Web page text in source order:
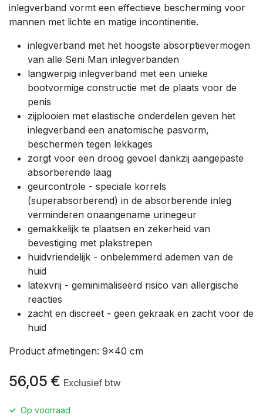
inlegverband vormt een effectieve bescherming voor
mannen met lichte en matige incontinentie.
inlegverband met het hoogste absorptievermogen
van alle Seni Man inlegverbanden
langwerpig inlegverband met een unieke
bootvormige constructie met de plaats voor de
penis
zijplooien met elastische onderdelen geven het
inlegverband een anatomische pasvorm,
beschermen tegen lekkages
zorgt voor een droog gevoel dankzij aangepaste
absorberende laag
geurcontrole - speciale korrels
(superabsorberend) in de absorberende inleg
verminderen onaangename urinegeur
gemakkelijk te plaatsen en zekerheid van
bevestiging met plakstrepen
huidvriendelijk - onbelemmerd ademen van de
huid
latexvrij - geminimaliseerd risico van allergische
reacties
zacht en discreet - geen gekraak en zacht voor de
huid
Product afmetingen: 9x40 cm
56,05 € Exclusief btw
✓ Op voorraad